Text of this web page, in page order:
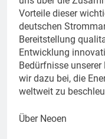
Vorteile dieser
deutschen
Bereitstellung
Entwicklung
Bedürfnisse
wir dazu bei, die
weltweit zu
Über Neoen